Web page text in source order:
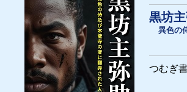
黒坊
異色の
つむぎ